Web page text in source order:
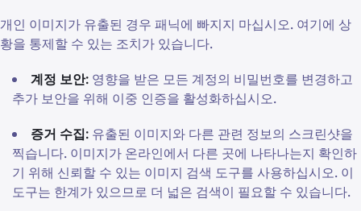
개인 이미지가 유출된 경우 패닉에 빠지지 마십시오. 여기에 상
황을 통제할 수 있는 조치가 있습니다.
계정 보안: 영향을 받은 모든 계정의 비밀번호를 변경하고
추가 보안을 위해 이중 인증을 활성화하십시오.
증거 수집: 유출된 이미지와 다른 관련 정보의 스크린샷을
찍습니다. 이미지가 온라인에서 다른 곳에 나타나는지 확인하
기 위해 신뢰할 수 있는 이미지 검색 도구를 사용하십시오. 이
도구는 한계가 있으므로 더 넓은 검색이 필요할 수 있습니다.